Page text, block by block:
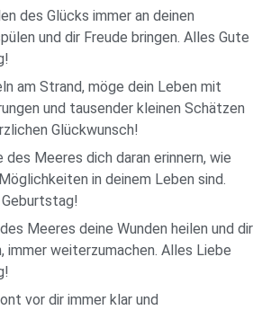
des Glücks immer an deinen
und dir Freude bringen. Alles Gute
am Strand, möge dein Leben mit
und tausender kleinen Schätzen
Glückwunsch!
Meeres dich daran erinnern, wie
in deinem Leben sind.
Meeres deine Wunden heilen und dir
immer weiterzumachen. Alles Liebe
vor dir immer klar und